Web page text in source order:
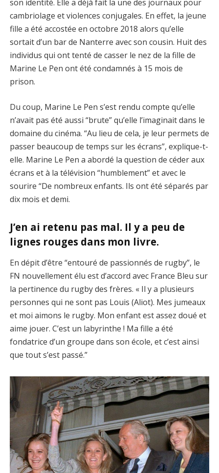
son identité. Elle a déjà fait la une des journaux pour
cambriolage et violences conjugales. En effet, la jeune
fille a été accostée en octobre 2018 alors qu’elle
sortait d’un bar de Nanterre avec son cousin. Huit des
individus qui ont tenté de casser le nez de la fille de
Marine Le Pen ont été condamnés à 15 mois de
prison.
Du coup, Marine Le Pen s’est rendu compte qu’elle
n’avait pas été aussi “brute” qu’elle l’imaginait dans le
domaine du cinéma. “Au lieu de cela, je leur permets de
passer beaucoup de temps sur les écrans”, explique-t-
elle. Marine Le Pen a abordé la question de céder aux
écrans et à la télévision “humblement” et avec le
sourire “De nombreux enfants. Ils ont été séparés par
dix mois et demi.
J’en ai retenu pas mal. Il y a peu de
lignes rouges dans mon livre.
En dépit d’être “entouré de passionnés de rugby”, le
FN nouvellement élu est d’accord avec France Bleu sur
la pertinence du rugby des frères. « Il y a plusieurs
personnes qui ne sont pas Louis (Aliot). Mes jumeaux
et moi aimons le rugby. Mon enfant est assez doué et
aime jouer. C’est un labyrinthe ! Ma fille a été
fondatrice d’un groupe dans son école, et c’est ainsi
que tout s’est passé.”